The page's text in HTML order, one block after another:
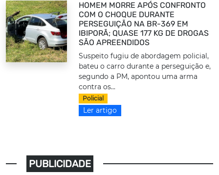
HOMEM MORRE APÓS CONFRONTO
COM O CHOQUE DURANTE
PERSEGUIÇÃO NA BR-369 EM
IBIPORÃ; QUASE 177 KG DE DROGAS
SÃO APREENDIDOS
Suspeito fugiu de abordagem policial,
bateu o carro durante a perseguição e,
segundo a PM, apontou uma arma
contra os...
Policial
Ler artigo
PUBLICIDADE